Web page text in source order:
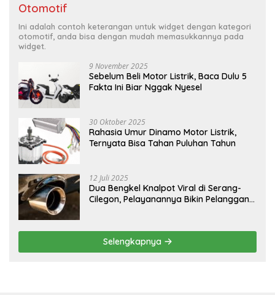
Otomotif
Ini adalah contoh keterangan untuk widget dengan kategori
otomotif, anda bisa dengan mudah memasukkannya pada
widget.
9 November 2025
Sebelum Beli Motor Listrik, Baca Dulu 5
Fakta Ini Biar Nggak Nyesel
30 Oktober 2025
Rahasia Umur Dinamo Motor Listrik,
Ternyata Bisa Tahan Puluhan Tahun
12 Juli 2025
Dua Bengkel Knalpot Viral di Serang-
Cilegon, Pelayanannya Bikin Pelanggan
Selengkapnya